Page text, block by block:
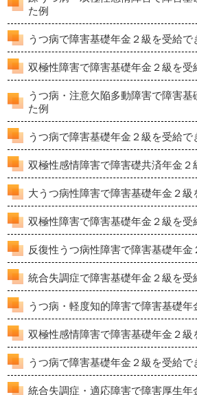
た例
うつ病で障害基礎年金２級を受給で
双極性障害で障害基礎年金２級を受
うつ病・注意欠陥多動障害で障害基
た例
うつ病で障害基礎年金２級を受給で
双極性感情障害で障害礎共済年金２
大うつ病性障害で障害基礎年金２級
双極性障害で障害基礎年金２級を受
反復性うつ病性障害で障害基礎年金
統合失調症で障害基礎年金２級を受
うつ病・軽度知的障害で障害基礎年
双極性感情障害で障害基礎年金２級
うつ病で障害基礎年金２級を受給で
統合失調症・適応障害で障害厚生年